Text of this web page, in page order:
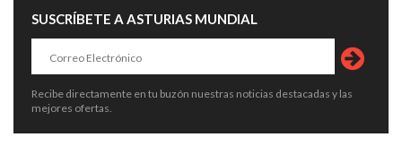
SUSCRÍBETE A ASTURIAS MUNDIAL
Recibe directamente en tu buzón nuestras noticias destacadas y las
mejores ofertas.